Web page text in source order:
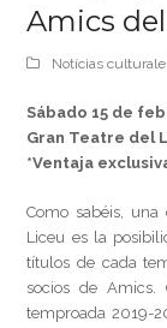
Amics
Notícias
Sábado 15 de
Gran Teatre del
*Ventaja
Como sabéis,
Liceu es la
títulos de cada
socios de
temproada 2019-